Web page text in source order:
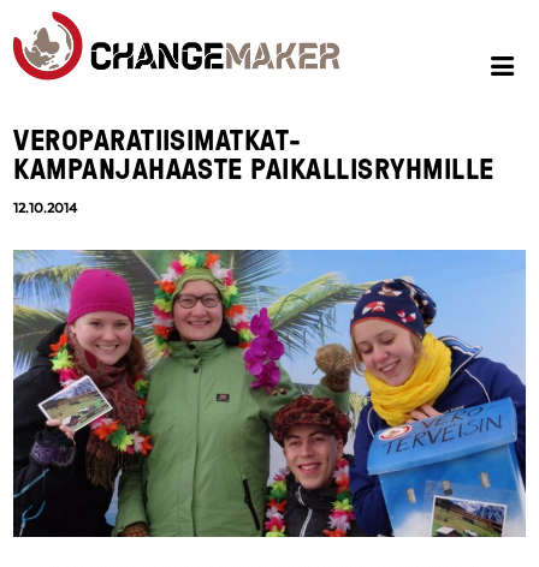
VEROPARATIISIMATKAT-
KAMPANJAHAASTE PAIKALLISRYHMILLE
12.10.2014